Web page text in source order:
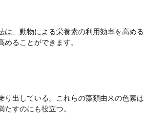
、動物による栄養素の利用効率を高め
ることができます。
出している。これらの藻類由来の色素
すのにも役立つ。